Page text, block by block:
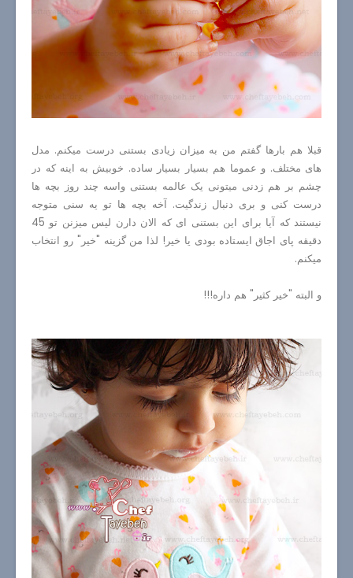
قبلا هم بارها گفتم من به میزان زیادی بستنی درست میکنم. مدل
های مختلف. و عموما هم بسیار بسیار ساده. خوبیش به اینه که در
چشم بر هم زدنی میتونی یک عالمه بستنی واسه چند روز بچه ها
درست کنی و بری دنبال زندگیت. آخه بچه ها تو یه سنی متوجه
نیستند که آیا برای این بستنی ای که الان دارن لیس میزنن تو 45
دقیقه پای اجاق ایستاده بودی یا خیر! لذا من گزینه "خیر" رو انتخاب
میکنم.
و البته "خیر کثیر" هم داره!!!